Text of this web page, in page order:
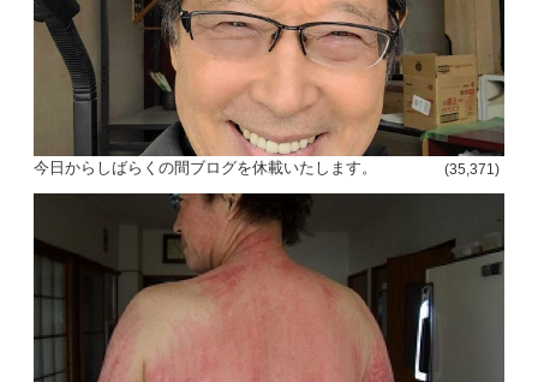
今日からしばらくの間ブログを休載いたします。 (35,371)